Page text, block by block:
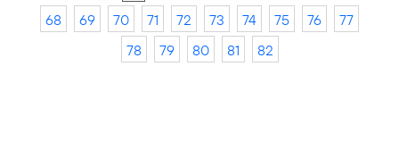
68
69 70 71 72 73 74 75 76
77
78
79 80 81 82